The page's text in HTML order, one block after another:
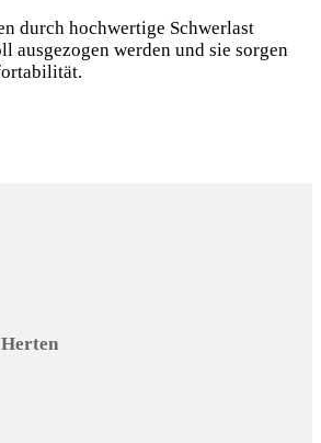
durch hochwertige Schwerlast
ausgezogen werden und sie sorgen